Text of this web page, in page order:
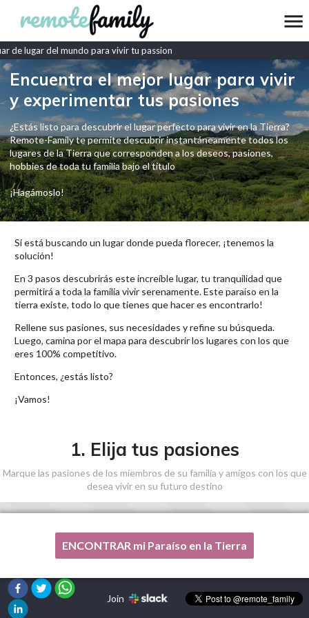
de lugar del mundo para vivir tu passion
Encuentra el mejor lugar para vivir
y experimentar tus pasiones
¿Estás listo para descubrir el lugar perfecto para vivir en la Tierra?
Remote-Family te permite descubrir instantáneamente todos los
lugares de la Tierra que corresponden a los deseos, pasiones,
hobbies de toda tu familia bajo el título
¡Hagámoslo!
Si está buscando un lugar donde pueda florecer, ¡tenemos la
solución!
En 3 pasos descubrirás este increíble lugar, tu tranquilidad que
permitirá a toda la familia vivir serenamente. Este paraíso en la
tierra existe, todo lo que tienes que hacer es encontrarlo!
Rellene sus pasiones, sus necesidades y refine su búsqueda.
Luego, camina por el mapa para descubrir los lugares con los que
eres 100% competitivo.
Entonces, ¿estás listo?
¡Vamos!
1. Elija tus pasiones
Marque las pasiones de los miembros de su familia y amigos con los que
desea vivir en su futuro destino
Una de mis pasiones no está en esta lista, por favor,
ENCONTRAR mi Paraíso en la Tierra
Join